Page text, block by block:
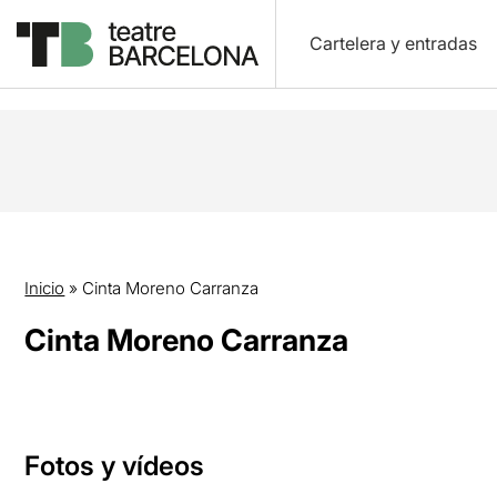
Cartelera y entradas
Inicio » Cinta Moreno Carranza
Cinta Moreno Carranza
Fotos y vídeos